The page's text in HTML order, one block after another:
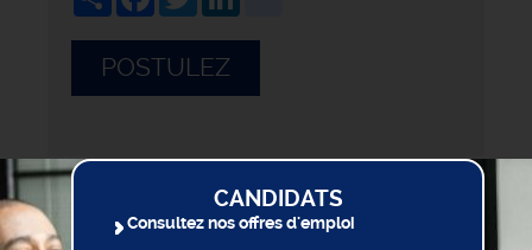
POSTULEZ
CANDIDATS
Consultez nos offres d'emploi